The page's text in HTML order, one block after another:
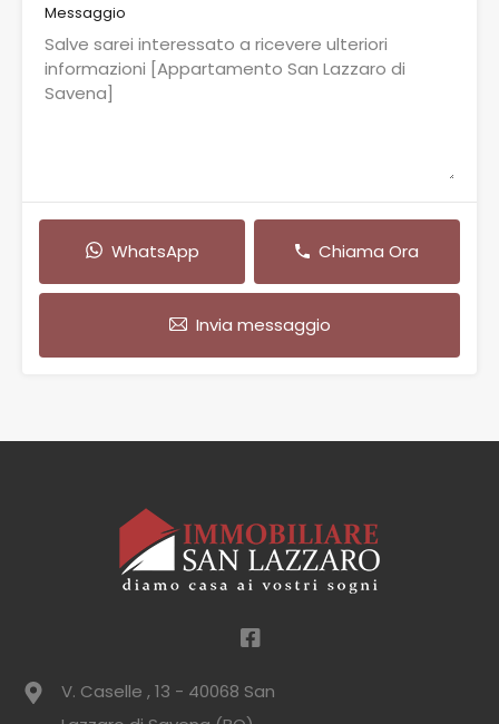
Messaggio
WhatsApp Chiama Ora
Invia messaggio
V. Caselle , 13 - 40068 San